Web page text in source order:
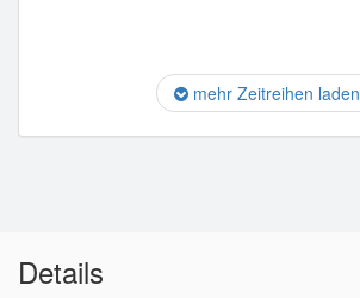
mehr Zeitreihen laden
Details